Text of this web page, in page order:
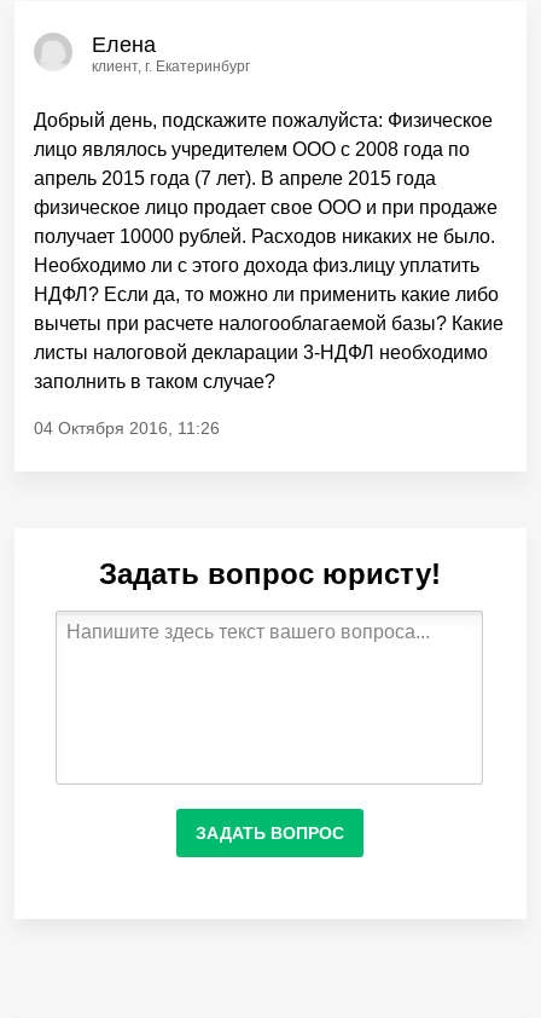
Елена
клиент, г. Екатеринбург
Добрый день, подскажите пожалуйста: Физическое
лицо являлось учредителем ООО с 2008 года по
апрель 2015 года (7 лет). В апреле 2015 года
физическое лицо продает свое ООО и при продаже
получает 10000 рублей. Расходов никаких не было.
Необходимо ли с этого дохода физ.лицу уплатить
НДФЛ? Если да, то можно ли применить какие либо
вычеты при расчете налогооблагаемой базы? Какие
листы налоговой декларации 3-НДФЛ необходимо
заполнить в таком случае?
04 Октября 2016, 11:26
Задать вопрос юристу!
ЗАДАТЬ ВОПРОС